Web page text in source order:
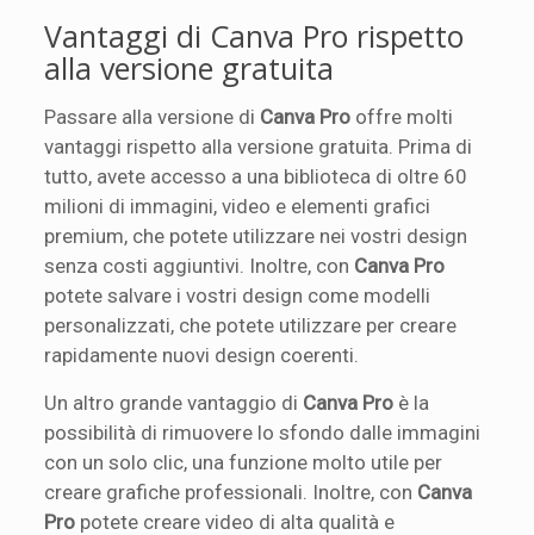
Vantaggi di Canva Pro rispetto
alla versione gratuita
Passare alla versione di Canva Pro offre molti
vantaggi rispetto alla versione gratuita. Prima di
tutto, avete accesso a una biblioteca di oltre 60
milioni di immagini, video e elementi grafici
premium, che potete utilizzare nei vostri design
senza costi aggiuntivi. Inoltre, con Canva Pro
potete salvare i vostri design come modelli
personalizzati, che potete utilizzare per creare
rapidamente nuovi design coerenti.
Un altro grande vantaggio di Canva Pro è la
possibilità di rimuovere lo sfondo dalle immagini
con un solo clic, una funzione molto utile per
creare grafiche professionali. Inoltre, con Canva
Pro potete creare video di alta qualità e